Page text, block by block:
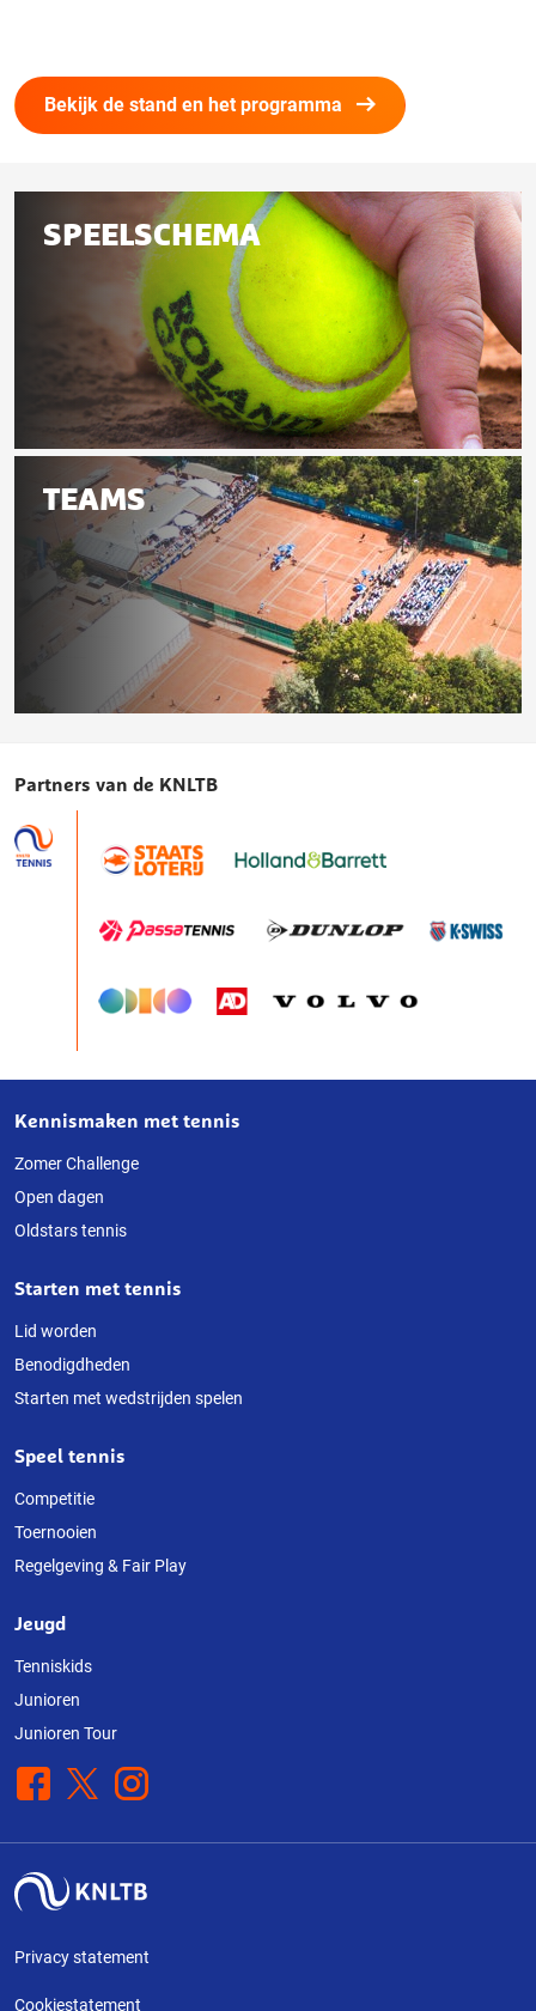
Bekijk de stand en het programma
Gerelateerd
aan
pagina
SPEELSCHEMA
Speelschema
TEAMS
Partners van de KNLTB
Over
deze
website
Kennismaken met tennis
Zomer Challenge
Open dagen
Oldstars tennis
Starten met tennis
Lid worden
Benodigdheden
Starten met wedstrijden spelen
Speel tennis
Competitie
Toernooien
Regelgeving & Fair Play
Jeugd
Tenniskids
Junioren
Junioren Tour
Facebook
X Instagram
Privacy statement
Cookiestatement